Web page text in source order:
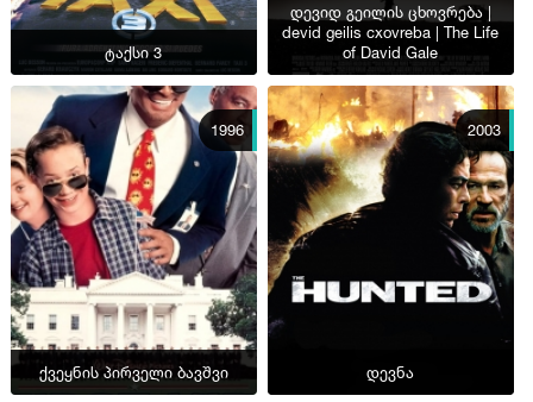
ტაქსი 3
დევიდ გეილის ცხოვრება |
devid geilis cxovreba | The Life
of David Gale
1996
ქვეყნის პირველი ბავშვი
2003
დევნა